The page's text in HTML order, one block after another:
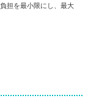
担を最小限にし、最大